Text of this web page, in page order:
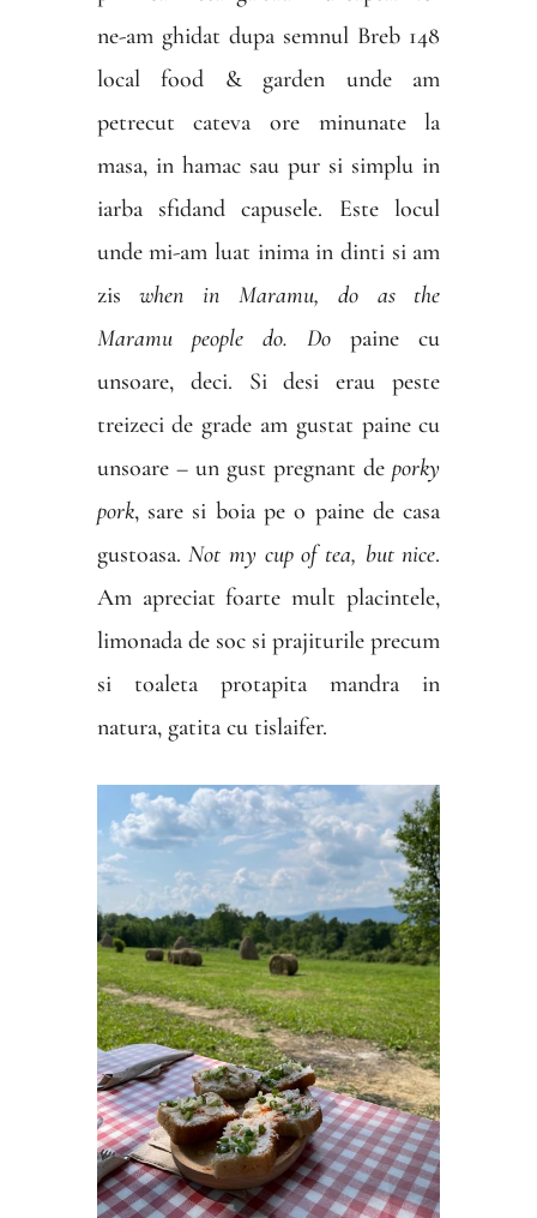
ne-am ghidat dupa semnul Breb 148
local food & garden unde am
petrecut cateva ore minunate la
masa, in hamac sau pur si simplu in
iarba sfidand capusele. Este locul
unde mi-am luat inima in dinti si am
ziswhen in Maramu, do as the
Maramu people do. Do paine cu
unsoare, deci. Si desi erau peste
treizeci de grade am gustat paine cu
unsoare – un gust pregnant deporky
pork, sare si boia pe o paine de casa
gustoasa.Not my cup of tea, but nice.
Am apreciat foarte mult placintele,
limonada de soc si prajiturile precum
si toaleta protapita mandra in
natura, gatita cu tislaifer.